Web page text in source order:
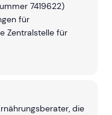
7419622)
für
Zentralstelle für
die